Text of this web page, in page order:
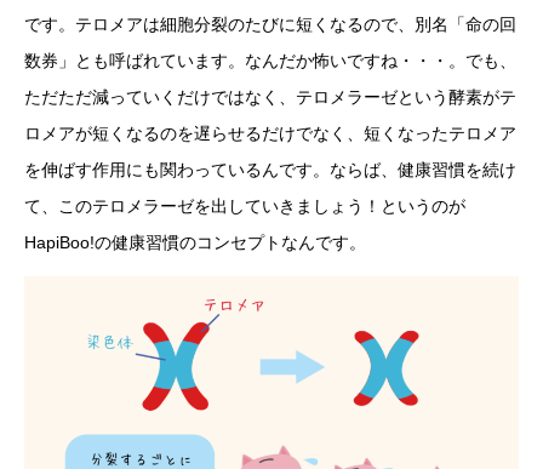
です。テロメアは細胞分裂のたびに短くなるので、別名「命の回
数券」とも呼ばれています。なんだか怖いですね・・・。でも、
ただただ減っていくだけではなく、テロメラーゼという酵素がテ
ロメアが短くなるのを遅らせるだけでなく、短くなったテロメア
を伸ばす作用にも関わっているんです。ならば、健康習慣を続け
て、このテロメラーゼを出していきましょう！というのが
HapiBoo!の健康習慣のコンセプトなんです。